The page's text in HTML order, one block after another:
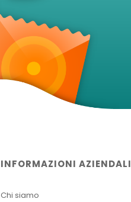
INFORMAZIONI AZIENDALI
Chi siamo